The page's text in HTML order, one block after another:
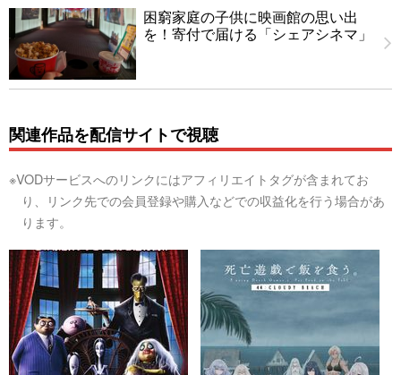
困窮家庭の子供に映画館の思い出
を！寄付で届ける「シェアシネマ」
関連作品を配信サイトで視聴
※VODサービスへのリンクにはアフィリエイトタグが含まれてお
り、リンク先での会員登録や購入などでの収益化を行う場合があ
ります。